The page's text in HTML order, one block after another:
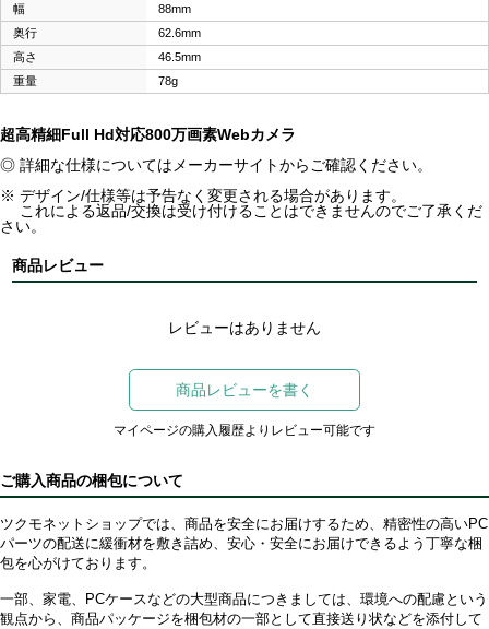
幅
88mm
奥行
62.6mm
高さ
46.5mm
重量
78g
超高精細Full Hd対応800万画素Webカメラ
◎ 詳細な仕様についてはメーカーサイトからご確認ください。
※ デザイン/仕様等は予告なく変更される場合があります。
これによる返品/交換は受け付けることはできませんのでご了承くだ
さい。
商品レビュー
レビューはありません
商品レビューを書く
マイページの購入履歴よりレビュー可能です
ご購入商品の梱包について
ツクモネットショップでは、商品を安全にお届けするため、精密性の高いPC
パーツの配送に緩衝材を敷き詰め、安心・安全にお届けできるよう丁寧な梱
包を心がけております。
一部、家電、PCケースなどの大型商品につきましては、環境への配慮という
観点から、商品パッケージを梱包材の一部として直接送り状などを添付して